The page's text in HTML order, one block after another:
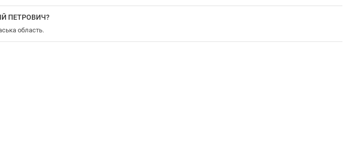
ПЕТРОВИЧ?
область.